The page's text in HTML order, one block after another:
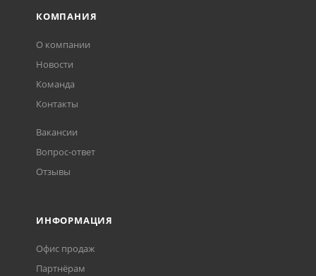
КОМПАНИЯ
О компании
Новости
Команда
Контакты
Вакансии
Вопрос-ответ
Отзывы
ИНФОРМАЦИЯ
Офис продаж
Партнёрам